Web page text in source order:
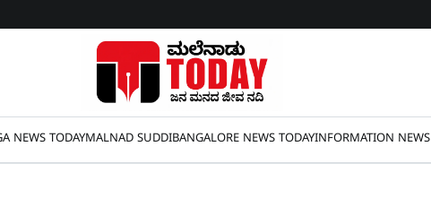
NEWS TODAYMALNAD SUDDIBANGALORE NEWS TODAYINFORMATION NEWS